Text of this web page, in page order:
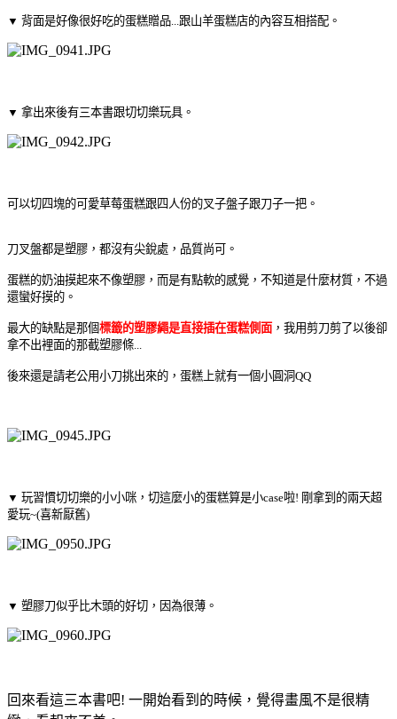
▼ 背面是好像很好吃的蛋糕贈品...跟山羊蛋糕店的內容互相搭配。
▼ 拿出來後有三本書跟切切樂玩具。
可以切四塊的可愛草莓蛋糕跟四人份的叉子盤子跟刀子一把。
刀叉盤都是塑膠，都沒有尖銳處，品質尚可。
蛋糕的奶油摸起來不像塑膠，而是有點軟的感覺，不知道是什麼材質，不過
還蠻好摸的。
最大的缺點是那個標籤的塑膠繩是直接插在蛋糕側面 ，我用剪刀剪了以後卻
拿不出裡面的那截塑膠條...
後來還是請老公用小刀挑出來的，蛋糕上就有一個小圓洞QQ
▼ 玩習慣切切樂的小小咪，切這麼小的蛋糕算是小case啦! 剛拿到的兩天超
愛玩~(喜新厭舊)
▼ 塑膠刀似乎比木頭的好切，因為很薄。
回來看這三本書吧! 一開始看到的時候，覺得畫風不是很精